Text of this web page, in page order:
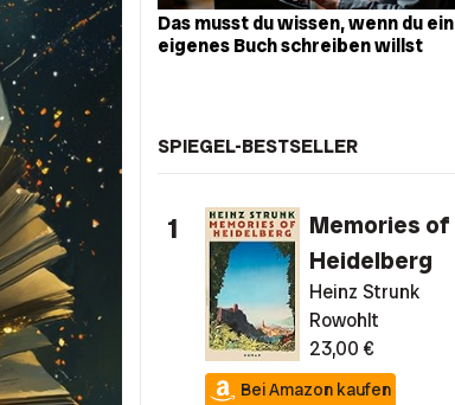
Das musst du wissen, wenn du ein
eigenes Buch schreiben willst
SPIEGEL-BESTSELLER
1
Memories of
Heidelberg
Heinz Strunk
Rowohlt
23,00 €
Bei Amazon kaufen